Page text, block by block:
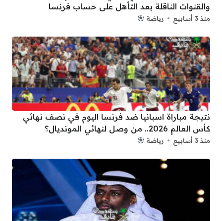
والقنوات الناقلة بعد التأهل على حساب فرنسا
منذ 3 أسابيع رياضة
نتيجة مباراة اسبانيا ضد فرنسا اليوم في نصف نهائي
كأس العالم 2026.. من وصل لنهائي المونديال؟
منذ 3 أسابيع رياضة